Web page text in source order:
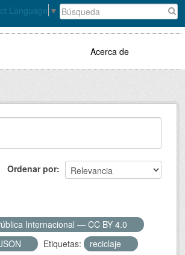
Language ▼
Acerca de
Ordenar por
Internacional — CC BY 4.0
Etiquetas:
reciclaje